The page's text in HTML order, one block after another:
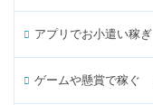
アプリでお小遣い稼ぎ
ゲームや懸賞で稼ぐ